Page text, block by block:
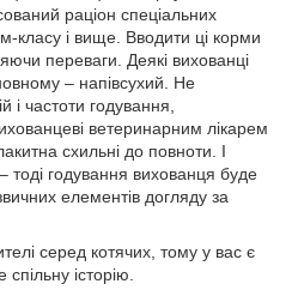
раціон спеціальних
класу і вище. Вводити ці корми
переваги. Деякі вихованці
– напівсухий. Не
і частоти годування,
ветеринарним лікарем
схильні до повноти. І
тоді годування вихованця буде
елементів догляду за
серед котячих, тому у вас є
історію.